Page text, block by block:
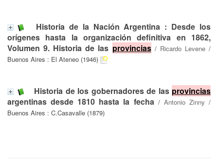
Historia de la Nación Argentina : Desde los
orígenes hasta la organización definitiva en 1862,
Volumen 9. Historia de las provincias/ Ricardo Levene/
Buenos Aires : El Ateneo (1946)
Historia de los gobernadores de las provincias
argentinas desde 1810 hasta la fecha/ Antonio Zinny /
Buenos Aires : C.Casavalle (1879)